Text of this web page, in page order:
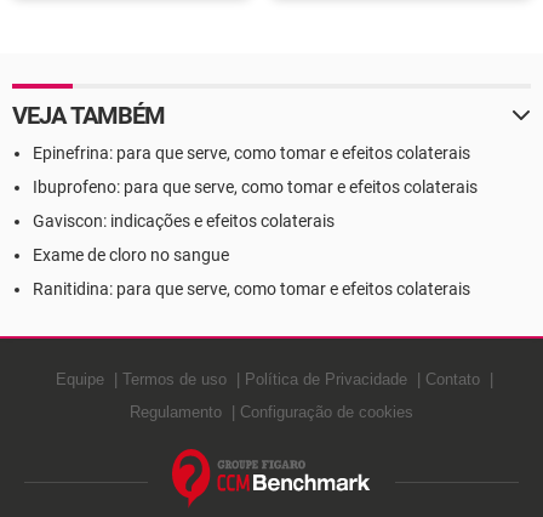
VEJA TAMBÉM
Epinefrina: para que serve, como tomar e efeitos colaterais
Ibuprofeno: para que serve, como tomar e efeitos colaterais
Gaviscon: indicações e efeitos colaterais
Exame de cloro no sangue
Ranitidina: para que serve, como tomar e efeitos colaterais
Equipe Termos de uso Política de Privacidade
Contato
Regulamento
Configuração de cookies